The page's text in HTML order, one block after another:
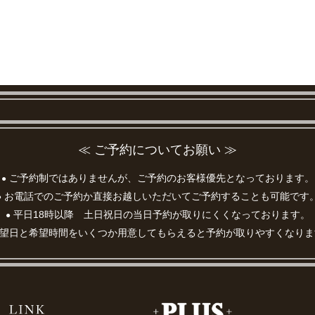
≪ ご予約についてお願い ≫
●ご予約制ではありませんが、ご予約のお客様優先となっております。
お電話でのご予約か直接お越しいただいてご予約することも可能です
●平日18時以降 土日祝日の当日予約が取りにくくなっております。
日と希望時間をいくつか用意してもらえると予約が取りやすくなり